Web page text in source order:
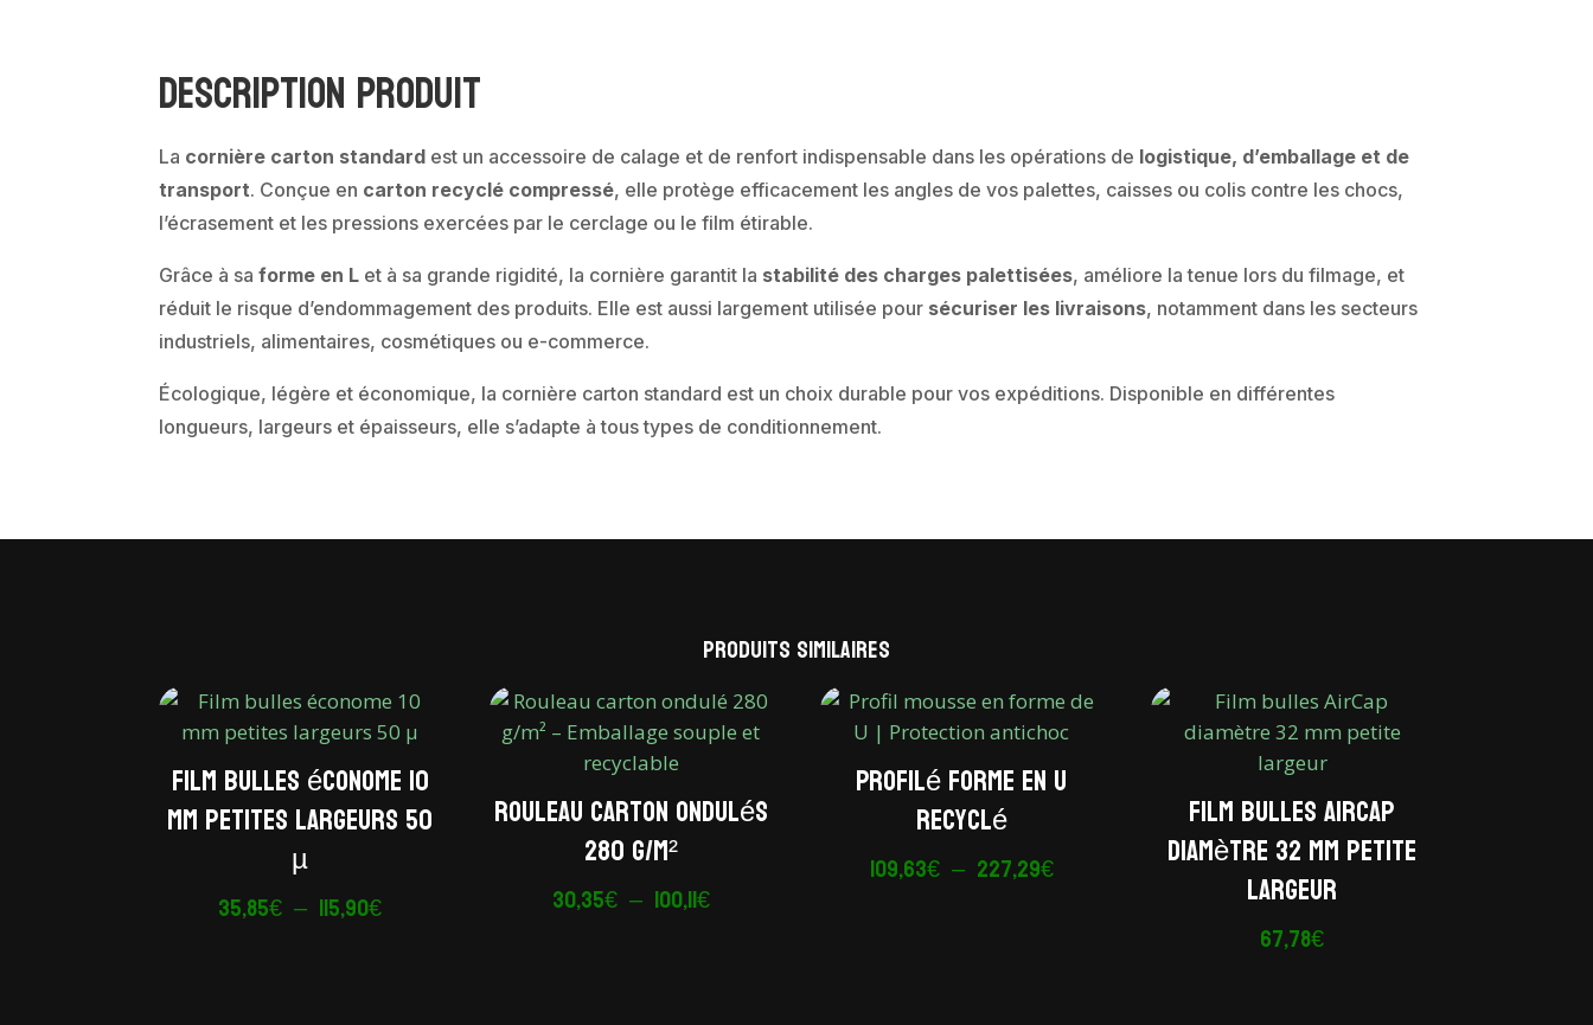
Description produit
La cornière carton standard est un accessoire de calage et de renfort indispensable dans les opérations de logistique, d’emballage et de
transport. Conçue en carton recyclé compressé, elle protège efficacement les angles de vos palettes, caisses ou colis contre les chocs,
l’écrasement et les pressions exercées par le cerclage ou le film étirable.
Grâce à saforme en L et à sa grande rigidité, la cornière garantit la stabilité des charges palettisées, améliore la tenue lors du filmage, et
réduit le risque d’endommagement des produits. Elle est aussi largement utilisée pour sécuriser les livraisons, notamment dans les secteurs
industriels, alimentaires, cosmétiques ou e-commerce.
Écologique, légère et économique, la cornière carton standard est un choix durable pour vos expéditions. Disponible en différentes
longueurs, largeurs et épaisseurs, elle s’adapte à tous types de conditionnement.
Produits similaires
Film bulles économe 10
mm petites largeurs 50
µ
35,85€ – 115,90€Plage
Rouleau carton ondulés
280 g/m²
30,35€ – 100,11€Plage
Profilé forme en U
recyclé
109,63€ – 227,29€Plage
Film bulles AirCap
diamètre 32 mm petite
largeur
67,78€